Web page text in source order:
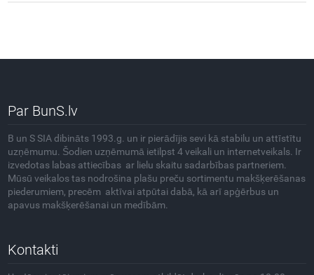
Par BunS.lv
B un S SIA dibināts 1993.g. un ir pierādījis sevi kā stabilu un attīstītu
uzņēmumu. Šodien uzņēmumā ietilpst 4 veikali un internetveikals. Ir
izvedotas labas attiecības ar lielu skaitu sadarbības partneriem.
Mūsū veikalos tas nodrošina plašu preču sortimentu makšķerēšanas
piederumiem, precēm aktīvai atpūtai dabā, kā arī apģērbus un
apavus makšķerēšanai un medībām.
Kontakti